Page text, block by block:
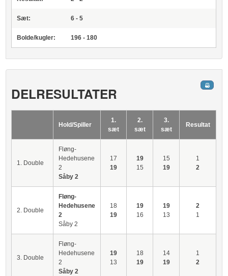
Sæt: 6 - 5
Bolde/kugler: 196 - 180
DELRESULTATER
Hold/Spiller
1.
sæt
2.
sæt
3.
sæt
Resultat
1. Double
Fløng-
Hedehusene
2
Såby 2
17
19
19
15
15
19
1
2
2. Double
Fløng-
Hedehusene
2
Såby 2
18
19
19
16
19
13
2
1
3. Double
Fløng-
Hedehusene
2
Såby 2
19
13
18
19
14
19
1
2